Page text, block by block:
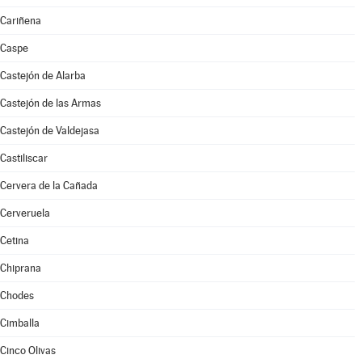
Cariñena
Caspe
Castejón de Alarba
Castejón de las Armas
Castejón de Valdejasa
Castiliscar
Cervera de la Cañada
Cerveruela
Cetina
Chiprana
Chodes
Cimballa
Cinco Olivas